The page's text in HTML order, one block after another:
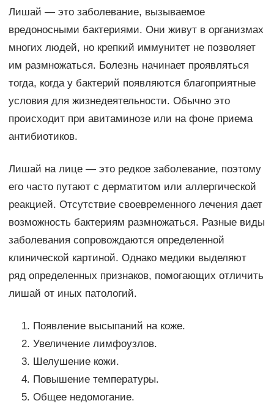
Лишай — это заболевание, вызываемое
вредоносными бактериями. Они живут в организмах
многих людей, но крепкий иммунитет не позволяет
им размножаться. Болезнь начинает проявляться
тогда, когда у бактерий появляются благоприятные
условия для жизнедеятельности. Обычно это
происходит при авитаминозе или на фоне приема
антибиотиков.
Лишай на лице — это редкое заболевание, поэтому
его часто путают с дерматитом или аллергической
реакцией. Отсутствие своевременного лечения дает
возможность бактериям размножаться. Разные виды
заболевания сопровождаются определенной
клинической картиной. Однако медики выделяют
ряд определенных признаков, помогающих отличить
лишай от иных патологий.
Появление высыпаний на коже.
Увеличение лимфоузлов.
Шелушение кожи.
Повышение температуры.
Общее недомогание.